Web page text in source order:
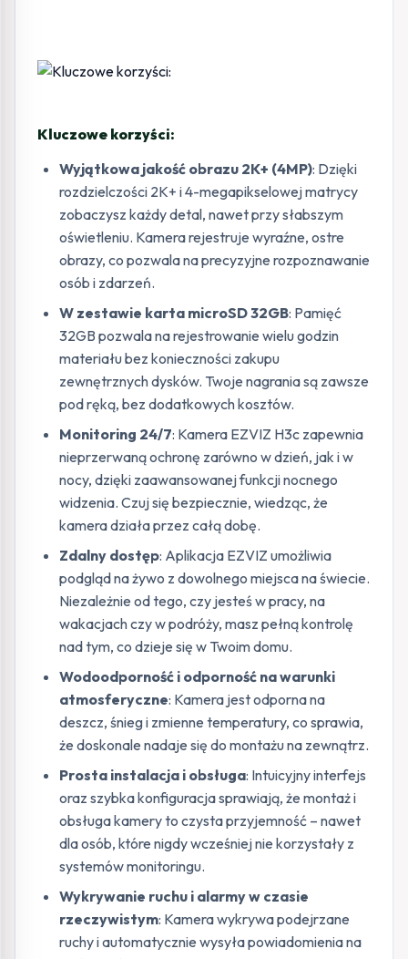
Kluczowe korzyści:
Wyjątkowa jakość obrazu 2K+ (4MP): Dzięki
rozdzielczości 2K+ i 4-megapikselowej matrycy
zobaczysz każdy detal, nawet przy słabszym
oświetleniu. Kamera rejestruje wyraźne, ostre
obrazy, co pozwala na precyzyjne rozpoznawanie
osób i zdarzeń.
W zestawie karta microSD 32GB: Pamięć
32GB pozwala na rejestrowanie wielu godzin
materiału bez konieczności zakupu
zewnętrznych dysków. Twoje nagrania są zawsze
pod ręką, bez dodatkowych kosztów.
Monitoring 24/7: Kamera EZVIZ H3c zapewnia
nieprzerwaną ochronę zarówno w dzień, jak i w
nocy, dzięki zaawansowanej funkcji nocnego
widzenia. Czuj się bezpiecznie, wiedząc, że
kamera działa przez całą dobę.
Zdalny dostęp: Aplikacja EZVIZ umożliwia
podgląd na żywo z dowolnego miejsca na świecie.
Niezależnie od tego, czy jesteś w pracy, na
wakacjach czy w podróży, masz pełną kontrolę
nad tym, co dzieje się w Twoim domu.
Wodoodporność i odporność na warunki
atmosferyczne: Kamera jest odporna na
deszcz, śnieg i zmienne temperatury, co sprawia,
że doskonale nadaje się do montażu na zewnątrz.
Prosta instalacja i obsługa: Intuicyjny interfejs
oraz szybka konfiguracja sprawiają, że montaż i
obsługa kamery to czysta przyjemność – nawet
dla osób, które nigdy wcześniej nie korzystały z
systemów monitoringu.
Wykrywanie ruchu i alarmy w czasie
rzeczywistym: Kamera wykrywa podejrzane
ruchy i automatycznie wysyła powiadomienia na